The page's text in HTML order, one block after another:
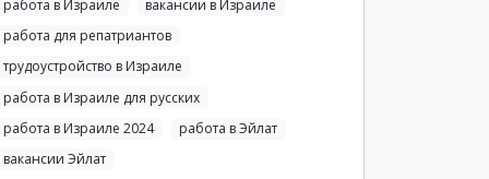
работа в Израиле
вакансии в Израиле
работа для репатриантов
трудоустройство в Израиле
работа в Израиле для русских
работа в Израиле 2024
работа в Эйлат
вакансии Эйлат